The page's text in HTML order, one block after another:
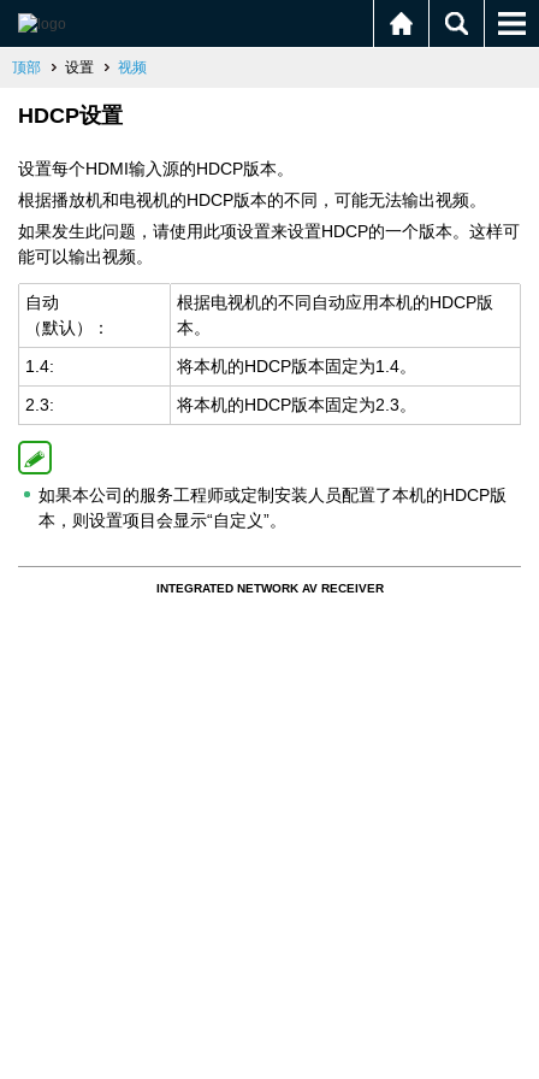
顶部 设置 视频
HDCP设置
设置每个HDMI输入源的HDCP版本。
根据播放机和电视机的HDCP版本的不同，可能无法输出视频。
如果发生此问题，请使用此项设置来设置HDCP的一个版本。这样可
能可以输出视频。
自动
（默认）：
根据电视机的不同自动应用本机的HDCP版
本。
1.4:
将本机的HDCP版本固定为1.4。
2.3:
将本机的HDCP版本固定为2.3。
如果本公司的服务工程师或定制安装人员配置了本机的HDCP版
本，则设置项目会显示“自定义”。
INTEGRATED NETWORK AV RECEIVER